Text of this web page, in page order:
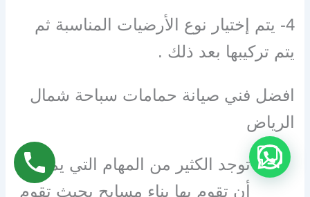
4- يتم إختيار نوع الأرضيات المناسبة ثم
يتم تركيبها بعد ذلك .
افضل فني صيانة حمامات سباحة شمال
الرياض
توجد الكثير من المهام التي يمكن
أن تقوم بها بناء مسابح بحيث تقوم